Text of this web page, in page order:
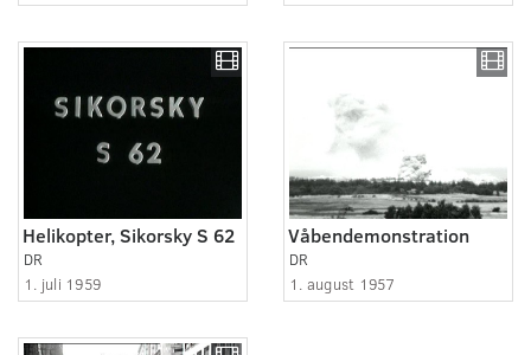
Helikopter, Sikorsky S 62
DR
1. juli 1959
Våbendemonstration
DR
1. august 1957